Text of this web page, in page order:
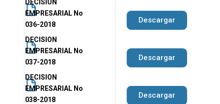
DECISION
EMPRESARIAL No
036-2018
Descargar
DECISION
EMPRESARIAL No
037-2018
Descargar
DECISION
EMPRESARIAL No
038-2018
Descargar